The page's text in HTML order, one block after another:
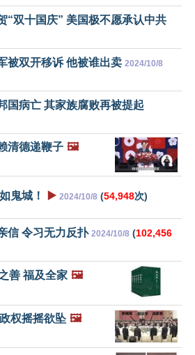
“双十国庆” 美国极不愿承认中共
被双开移诉 他被谁出卖 2024/10/8
国病亡 其家族腐败再被提起
清德递鞭子 🖼️
鬼城！ ▶️ 2024/10/8 (54,948次)
信 令习无力反扑 2024/10/8 (102,456
善 福及全家 🖼️
权摇摇欲坠 🖼️